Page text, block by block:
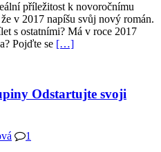
příležitost k novoročnímu
v 2017 napíšu svůj nový román.
s ostatními? Má v roce 2017
Pojďte se […]
Odstartujte svoji
1